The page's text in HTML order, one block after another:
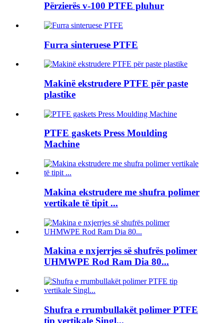
Përzierës v-100 PTFE pluhur
Furra sinteruese PTFE
Makinë ekstrudere PTFE për paste
plastike
PTFE gaskets Press Moulding
Machine
Makina ekstrudere me shufra polimer
vertikale të tipit ...
Makina e nxjerrjes së shufrës polimer
UHMWPE Rod Ram Dia 80...
Shufra e rrumbullakët polimer PTFE
tip vertikale Singl...